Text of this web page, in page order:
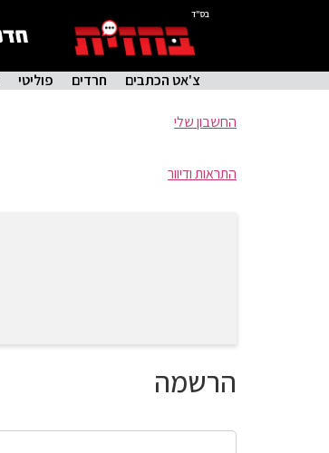
בס"ד
צ'אט הכתבים חרדים פוליטי
החשבון שלי
התראות ודיוור
הרשמה